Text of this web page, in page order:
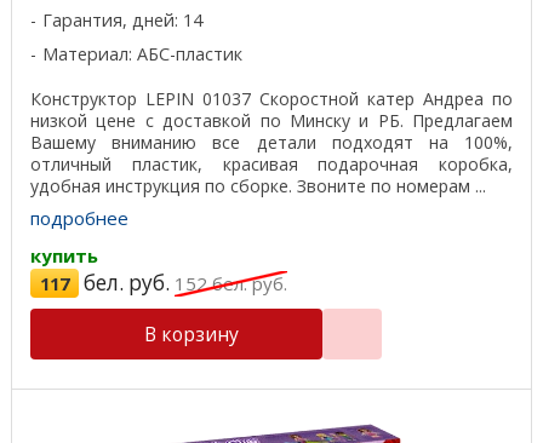
Гарантия, дней: 14
Материал: АБС-пластик
Конструктор LEPIN 01037 Скоростной катер Андреа по
низкой цене с доставкой по Минску и РБ. Предлагаем
Вашему вниманию все детали подходят на 100%,
отличный пластик, красивая подарочная коробка,
удобная инструкция по сборке. Звоните по номерам ...
подробнее
купить
117 бел. руб. 152бел. руб.
В корзину